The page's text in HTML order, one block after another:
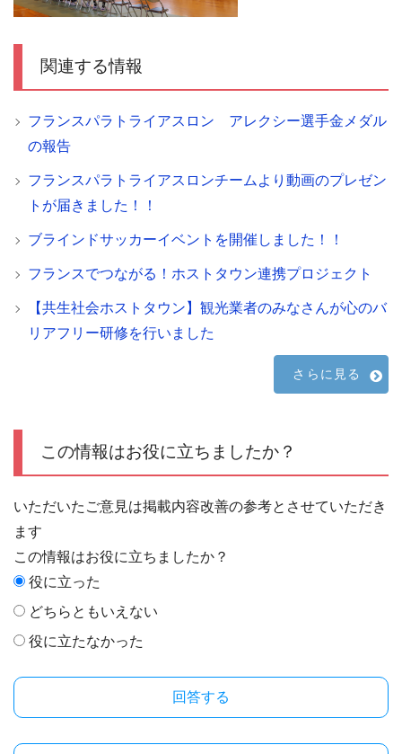
関連する情報
フランスパラトライアスロン アレクシー選手金メダル
の報告
フランスパラトライアスロンチームより動画のプレゼン
トが届きました！！
ブラインドサッカーイベントを開催しました！！
フランスでつながる！ホストタウン連携プロジェクト
【共生社会ホストタウン】観光業者のみなさんが心のバ
リアフリー研修を行いました
さらに見る
この情報はお役に立ちましたか？
いただいたご意見は掲載内容改善の参考とさせていただき
ます
この情報はお役に立ちましたか？
役に立った
どちらともいえない
役に立たなかった